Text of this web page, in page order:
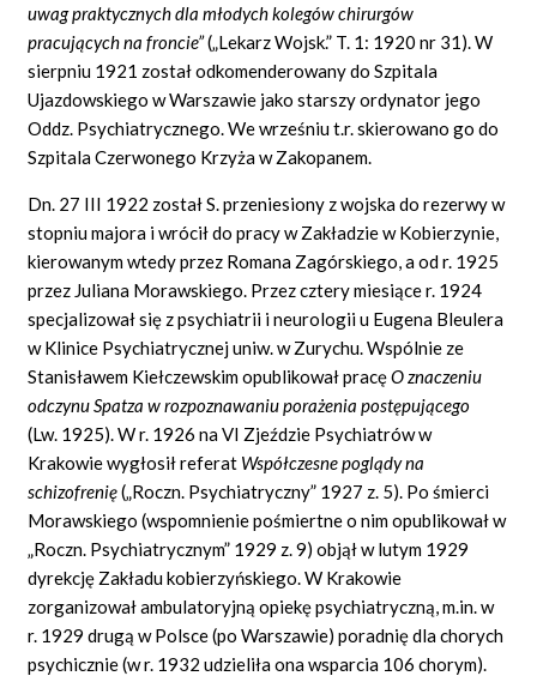
uwag praktycznych dla młodych kolegów chirurgów
pracujących na froncie”(„Lekarz Wojsk.” T. 1: 1920 nr 31). W
sierpniu 1921 został odkomenderowany do Szpitala
Ujazdowskiego w Warszawie jako starszy ordynator jego
Oddz. Psychiatrycznego. We wrześniu t.r. skierowano go do
Szpitala Czerwonego Krzyża w Zakopanem.
Dn. 27 III 1922 został S. przeniesiony z wojska do rezerwy w
stopniu majora i wrócił do pracy w Zakładzie w Kobierzynie,
kierowanym wtedy przez Romana Zagórskiego, a od r. 1925
przez Juliana Morawskiego. Przez cztery miesiące r. 1924
specjalizował się z psychiatrii i neurologii u Eugena Bleulera
w Klinice Psychiatrycznej uniw. w Zurychu. Wspólnie ze
Stanisławem Kiełczewskim opublikował pracęO znaczeniu
odczynu Spatza w rozpoznawaniu porażenia postępującego
(Lw. 1925). W r. 1926 na VI Zjeździe Psychiatrów w
Krakowie wygłosił referat Współczesne poglądy na
schizofrenię(„Roczn. Psychiatryczny” 1927 z. 5). Po śmierci
Morawskiego (wspomnienie pośmiertne o nim opublikował w
„Roczn. Psychiatrycznym” 1929 z. 9) objął w lutym 1929
dyrekcję Zakładu kobierzyńskiego. W Krakowie
zorganizował ambulatoryjną opiekę psychiatryczną, m.in. w
r. 1929 drugą w Polsce (po Warszawie) poradnię dla chorych
psychicznie (w r. 1932 udzieliła ona wsparcia 106 chorym).